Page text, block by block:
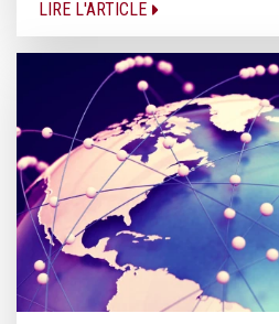
LIRE L'ARTICLE